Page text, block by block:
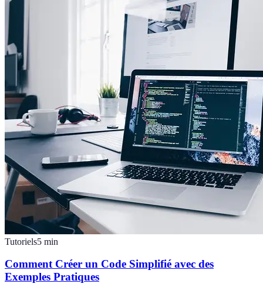
Tutoriels5 min
Comment Créer un Code Simplifié avec des
Exemples Pratiques